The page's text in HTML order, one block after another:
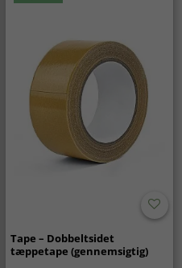
Tape – Dobbeltsidet
tæppetape (gennemsigtig)